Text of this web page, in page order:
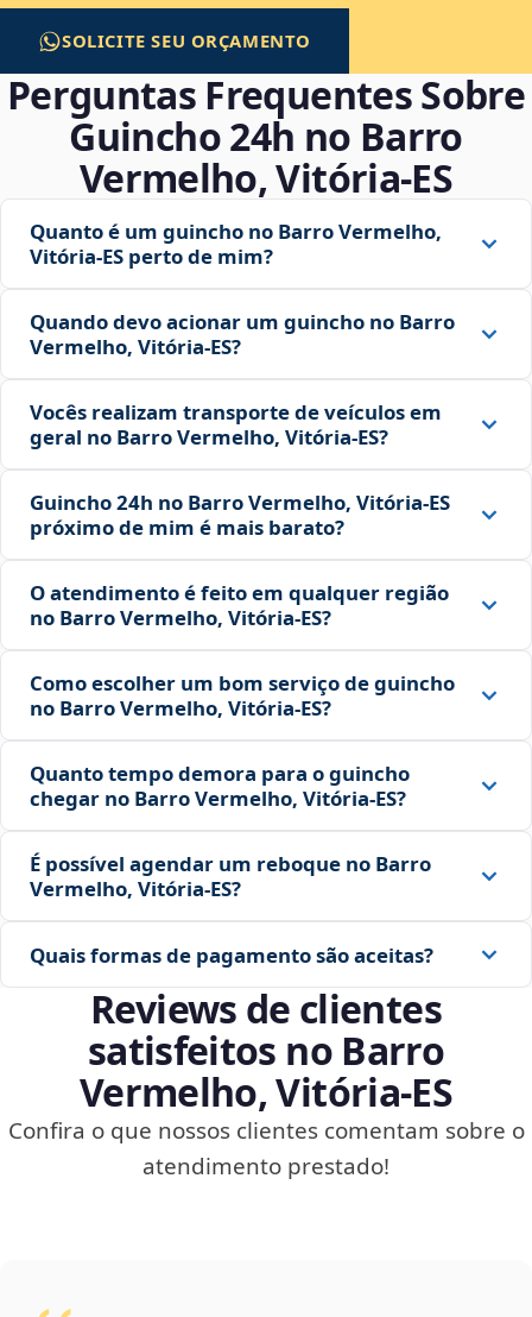
SOLICITE SEU ORÇAMENTO
Perguntas Frequentes Sobre
Guincho 24h no Barro
Vermelho, Vitória‑ES
Quanto é um guincho no Barro Vermelho,
Vitória‑ES perto de mim?
Quando devo acionar um guincho no Barro
Vermelho, Vitória‑ES?
Vocês realizam transporte de veículos em
geral no Barro Vermelho, Vitória‑ES?
Guincho 24h no Barro Vermelho, Vitória‑ES
próximo de mim é mais barato?
O atendimento é feito em qualquer região
no Barro Vermelho, Vitória‑ES?
Como escolher um bom serviço de guincho
no Barro Vermelho, Vitória‑ES?
Quanto tempo demora para o guincho
chegar no Barro Vermelho, Vitória‑ES?
É possível agendar um reboque no Barro
Vermelho, Vitória‑ES?
Quais formas de pagamento são aceitas?
Reviews de clientes
satisfeitos no Barro
Vermelho, Vitória‑ES
Confira o que nossos clientes comentam sobre o
atendimento prestado!